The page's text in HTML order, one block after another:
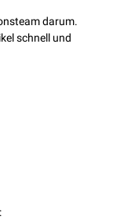
Einblutungen
darum.
schnell und